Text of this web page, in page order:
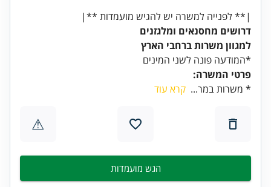
|** לפנייה למשרה יש להגיש מועמדות **|
דרושים מחסנאים ומלגזנים
למגוון משרות ברחבי הארץ
*המודעה פונה לשני המינים
פרטי המשרה:
* משרות במר... קרא עוד
⚠
הגש מועמדות